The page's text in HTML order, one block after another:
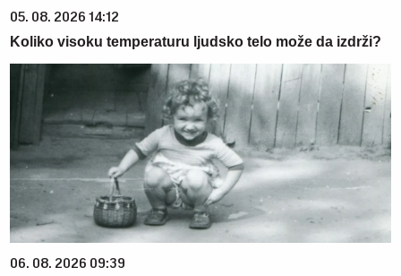
05. 08. 2026 14:12
Koliko visoku temperaturu ljudsko telo može da izdrži?
06. 08. 2026 09:39